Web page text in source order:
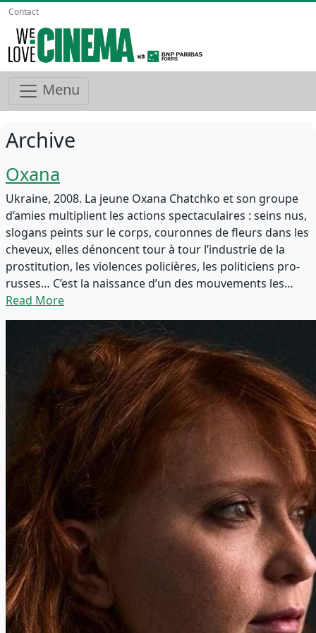
Contact
Menu
Archive
Oxana
Ukraine, 2008. La jeune Oxana Chatchko et son groupe
d’amies multiplient les actions spectaculaires : seins nus,
slogans peints sur le corps, couronnes de fleurs dans les
cheveux, elles dénoncent tour à tour l’industrie de la
prostitution, les violences policières, les politiciens pro-
russes… C’est la naissance d’un des mouvements les…
Read More